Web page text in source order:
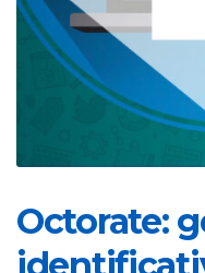
Octorate: